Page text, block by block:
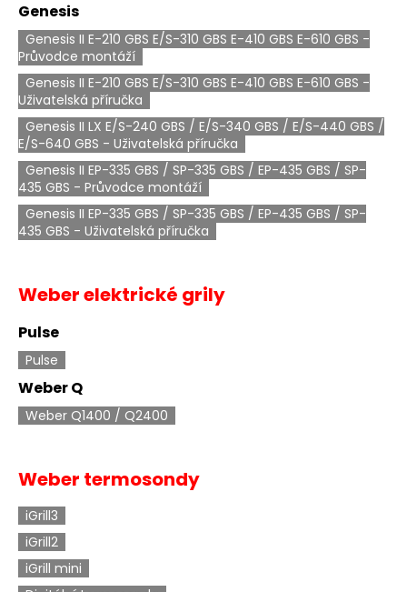
Genesis
Genesis II E-210 GBS E/S-310 GBS E-410 GBS E-610 GBS -
Průvodce montáží
Genesis II E-210 GBS E/S-310 GBS E-410 GBS E-610 GBS -
Uživatelská příručka
Genesis II LX E/S-240 GBS / E/S-340 GBS / E/S-440 GBS /
E/S-640 GBS - Uživatelská příručka
Genesis II EP-335 GBS / SP-335 GBS / EP-435 GBS / SP-
435 GBS - Průvodce montáží
Genesis II EP-335 GBS / SP-335 GBS / EP-435 GBS / SP-
435 GBS - Uživatelská příručka
Weber elektrické grily
Pulse
Pulse
Weber Q
Weber Q1400 / Q2400
Weber termosondy
iGrill3
iGrill2
iGrill mini